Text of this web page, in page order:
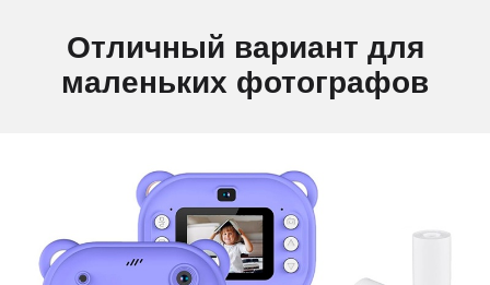
Отличный вариант для
маленьких фотографов